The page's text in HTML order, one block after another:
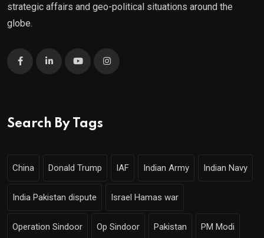
strategic affairs and geo-political situations around the
globe.
Search By Tags
China Donald Trump IAF Indian Army Indian Navy
India Pakistan dispute Israel Hamas war
Operation Sindoor Op Sindoor Pakistan PM Modi